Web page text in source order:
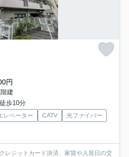
円
建
歩10分
レベーター CATV
光ファイバー
レジットカード決済、家賃や入居日の交